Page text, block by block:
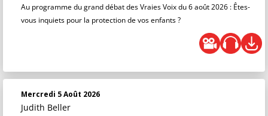
Au programme du grand débat des Vraies Voix du 6 août 2026 : Êtes-
vous inquiets pour la protection de vos enfants ?
Mercredi 5 Août 2026
Judith Beller